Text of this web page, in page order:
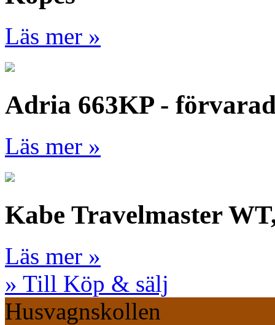
Läs mer »
Adria 663KP -
Läs mer »
Kabe Travelmaster
Läs mer »
» Till Köp & sälj
Husvagnskollen